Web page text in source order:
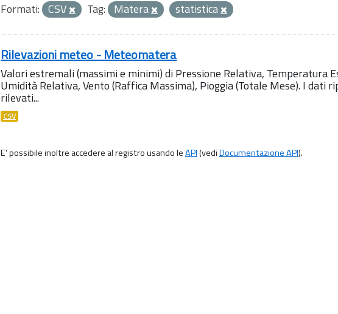
Formati: CSV Tag: Matera statistica
Rilevazioni meteo - Meteomatera
Valori estremali (massimi e minimi) di Pressione Relativa, Temperatura
Umidità Relativa, Vento (Raffica Massima), Pioggia (Totale Mese). I dati
rilevati...
CSV
E' possibile inoltre accedere al registro usando leAPI(vediDocumentazione API).